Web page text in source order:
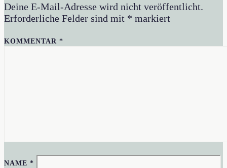
Deine E-Mail-Adresse wird nicht veröffentlicht.
Erforderliche Felder sind mit * markiert
KOMMENTAR*
NAME*